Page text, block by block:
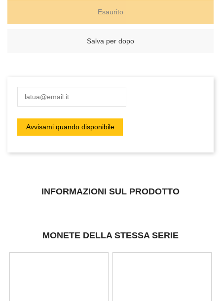
Esaurito
Salva per dopo
INFORMAZIONI SUL PRODOTTO
MONETE DELLA STESSA SERIE